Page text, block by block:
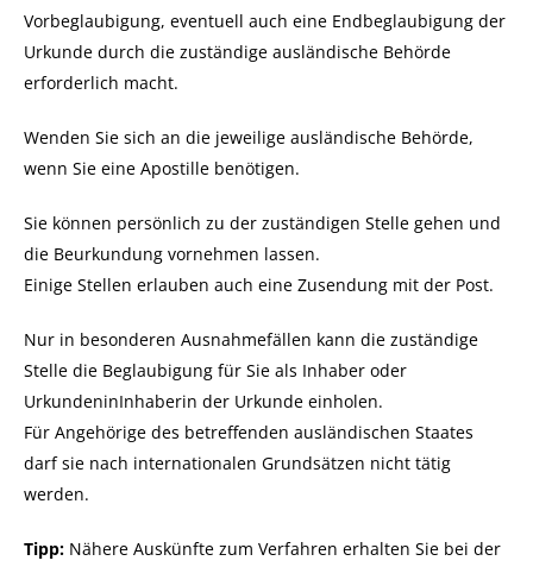
Vorbeglaubigung, eventuell auch eine Endbeglaubigung der
Urkunde durch die zuständige ausländische Behörde
erforderlich macht.
Wenden Sie sich an die jeweilige ausländische Behörde,
wenn Sie eine Apostille benötigen.
Sie können persönlich zu der zuständigen Stelle gehen und
die Beurkundung vornehmen lassen.
Einige Stellen erlauben auch eine Zusendung mit der Post.
Nur in besonderen Ausnahmefällen kann die zuständige
Stelle die Beglaubigung für Sie als Inhaber oder
UrkundeninInhaberin der Urkunde einholen.
Für Angehörige des betreffenden ausländischen Staates
darf sie nach internationalen Grundsätzen nicht tätig
werden.
Tipp: Nähere Auskünfte zum Verfahren erhalten Sie bei der